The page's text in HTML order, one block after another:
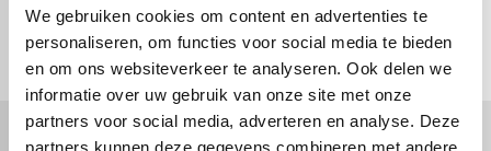
We gebruiken cookies om content en advertenties te
personaliseren, om functies voor social media te bieden
en om ons websiteverkeer te analyseren. Ook delen we
informatie over uw gebruik van onze site met onze
partners voor social media, adverteren en analyse. Deze
partners kunnen deze gegevens combineren met andere
Driehoek
check_circleVanaf€ 750,-gratis bezorgd
check_circle Klanten geven Vos Kunststoffen een
check_circle2-5dagen levertijd